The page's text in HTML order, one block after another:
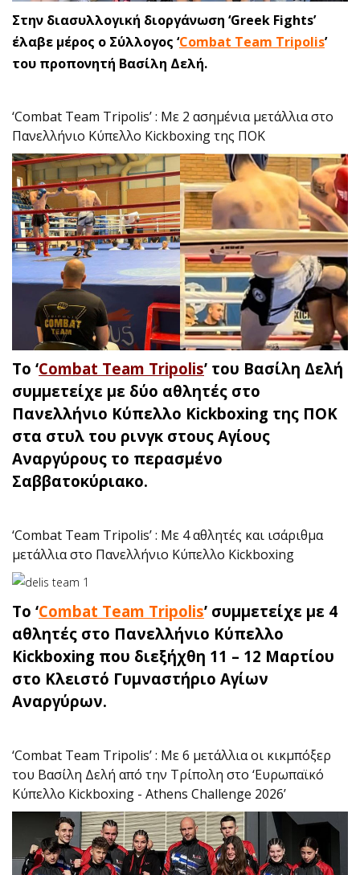
Στην διασυλλογική διοργάνωση ‘Greek Fights’
έλαβε μέρος ο Σύλλογος ‘Combat Team Tripolis’
του προπονητή Βασίλη Δελή.
‘Combat Team Tripolis’ : Με 2 ασημένια μετάλλια στο
Πανελλήνιο Κύπελλο Kickboxing της ΠΟΚ
Το ‘Combat Team Tripolis’ του Βασίλη Δελή
συμμετείχε με δύο αθλητές στο
Πανελλήνιο Κύπελλο Kickboxing της ΠΟΚ
στα στυλ του ρινγκ στους Αγίους
Αναργύρους το περασμένο
Σαββατοκύριακο.
‘Combat Team Tripolis’ : Με 4 αθλητές και ισάριθμα
μετάλλια στο Πανελλήνιο Κύπελλο Kickboxing
To ‘Combat Team Tripolis’ συμμετείχε με 4
αθλητές στο Πανελλήνιο Κύπελλο
Kickboxing που διεξήχθη 11 – 12 Μαρτίου
στο Κλειστό Γυμναστήριο Αγίων
Αναργύρων.
‘Combat Team Tripolis’ : Με 6 μετάλλια οι κικμπόξερ
του Βασίλη Δελή από την Τρίπολη στο ‘Ευρωπαϊκό
Κύπελλο Kickboxing - Athens Challenge 2026’